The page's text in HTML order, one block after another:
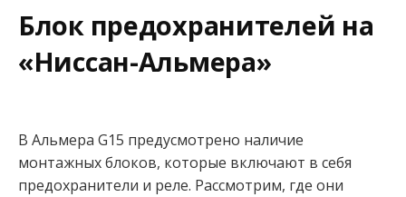
и
Блок предохранителей на
«Ниссан-Альмера»
В Альмера G15 предусмотрено наличие
монтажных блоков, которые включают в себя
предохранители и реле. Рассмотрим, где они